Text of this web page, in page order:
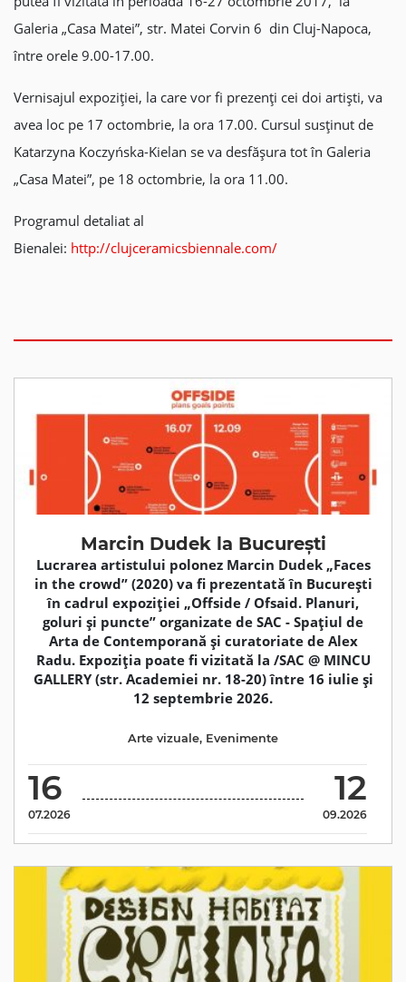
Galeria „Casa Matei”, str. Matei Corvin 6 din Cluj-Napoca,
între orele 9.00-17.00.
Vernisajul expoziției, la care vor fi prezenți cei doi artiști, va
avea loc pe 17 octombrie, la ora 17.00. Cursul susținut de
Katarzyna Koczyńska-Kielan se va desfășura tot în Galeria
„Casa Matei”, pe 18 octombrie, la ora 11.00.
Programul detaliat al
Bienalei: http://clujceramicsbiennale.com/
Marcin Dudek la București
Lucrarea artistului polonez Marcin Dudek „Faces
in the crowd” (2020) va fi prezentată în București
în cadrul expoziției „Offside / Ofsaid. Planuri,
goluri și puncte” organizate de SAC - Spațiul de
Arta de Contemporană și curatoriate de Alex
Radu. Expoziția poate fi vizitată la /SAC @ MINCU
GALLERY (str. Academiei nr. 18-20) între 16 iulie și
12 septembrie 2026.
16
07.2026
12
09.2026
Arte vizuale, Evenimente